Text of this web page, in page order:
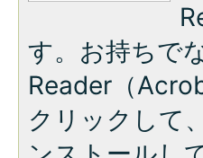
す。お持ちで
Reader（
クリックして